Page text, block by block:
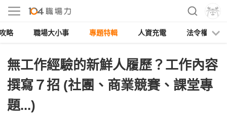
略 職場大小事 專題特輯 人資充電 法令權益
無工作經驗的新鮮人履歷？工作內容
撰寫７招 (社團、商業競賽、課堂專
題...)